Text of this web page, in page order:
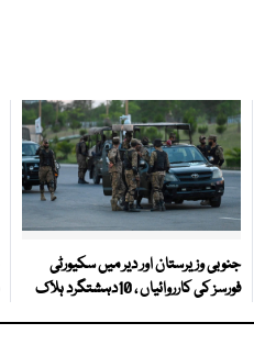
جنوبی وزیرستان اور دیر میں سکیورٹی
فورسز کی کارروائیاں ، 10دہشتگرد ہلاک